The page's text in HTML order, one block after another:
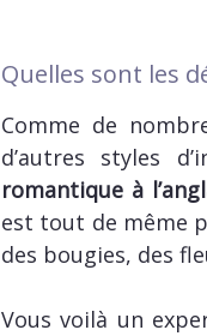
Quelles sont les
Comme de
d’autres styles
romantique à
est tout de même
des bougies, des
Vous voilà un